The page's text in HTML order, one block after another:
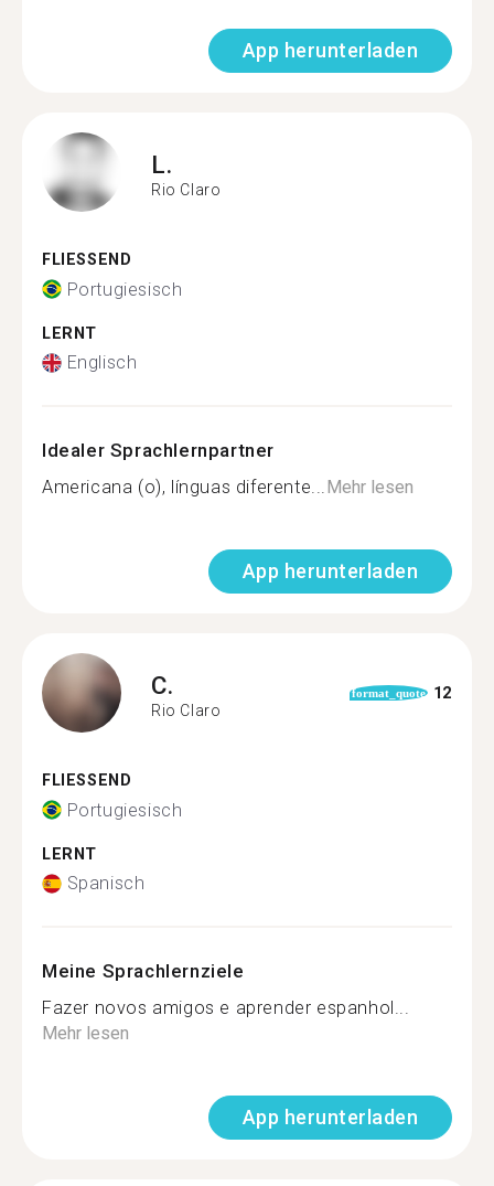
App herunterladen
L.
Rio Claro
FLIESSEND
Portugiesisch
LERNT
Englisch
Idealer Sprachlernpartner
Americana (o), línguas diferente...Mehr lesen
App herunterladen
C.
Rio Claro
format_quote 12
FLIESSEND
Portugiesisch
LERNT
Spanisch
Meine Sprachlernziele
Fazer novos amigos e aprender espanhol...
Mehr lesen
App herunterladen